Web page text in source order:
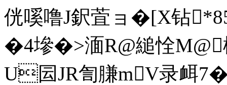
侊嗘噜J鈬萓ョ�[X钻
�4墋�>湎R@縋恮M@
U囩JR訇膁mV录衈